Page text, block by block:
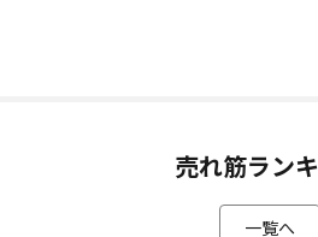
立った状態でEMSを1回たったの10
がより遠くまで届き、効率的に脚の
売れ筋ラン
一覧へ